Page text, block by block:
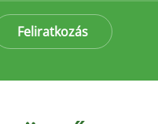
Feliratkozás